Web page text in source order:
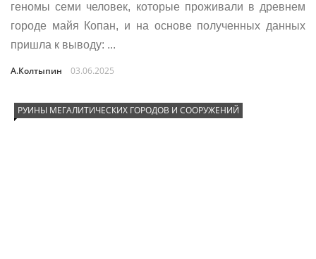
геномы семи человек, которые проживали в древнем
городе майя Копан, и на основе полученных данных
пришла к выводу: ...
А.Колтыпин 03.06.2025
РУИНЫ МЕГАЛИТИЧЕСКИХ ГОРОДОВ И СООРУЖЕНИЙ